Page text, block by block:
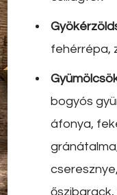
fehérrépa,
bogyós
áfonya,
őszibarack,